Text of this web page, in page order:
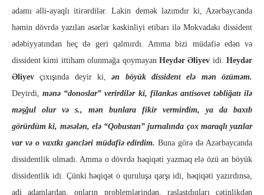
adamı əlli-ayaqlı itirərdilər. Lakin demək lazımdır ki, Azərbaycanda
həmin dövrdə yazılan əsərlər kəskinliyi etibarı ilə Mokvadakı dissident
ədəbiyyatından heç də geri qalmırdı. Amma bizi müdafiə edən və
dissident kimi ittiham olunmağa qoymayan Heydər Əliyev idi. Heydər
Əliyev çıxışında deyir ki, ən böyük dissident elə mən özüməm.
Deyirdi,mənə “donoslar” verirdilər ki, filankəs antisovet təbliğatı ilə
məşğul olur və s., mən bunlara fikir vermirdim, ya da baxıb
görürdüm ki, məsələn, elə “Qobustan” jurnalında çox maraqlı yazılar
var və o vaxtkı gəncləri müdafiə edirdim. Buna görə də Azərbaycanda
dissidentlik olmadı. Amma o dövrdə həqiqəti yazmaq elə özü ən böyük
dissidentlik idi. Çünki həqiqət o quruluşa qarşı idi, həqiqəti yazırdınsa,
adi adamlardan, onların problemlərindən, raslaştdıqları çətinlikdən